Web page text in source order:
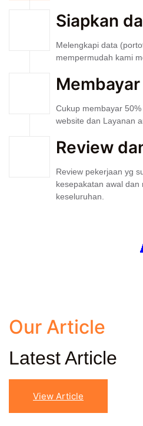
Siapkan
Melengkapi data
mempermudah kami
Membayar
Cukup membayar
website dan Layanan
Review
Review pekerjaan yg
kesepakatan awal dan
keseluruhan.
Our Article
Latest Article
View Article